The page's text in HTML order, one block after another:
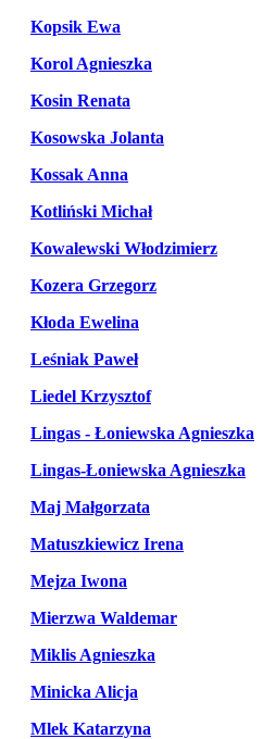
Kopsik Ewa
Korol Agnieszka
Kosin Renata
Kosowska Jolanta
Kossak Anna
Kotliński Michał
Kowalewski Włodzimierz
Kozera Grzegorz
Kłoda Ewelina
Leśniak Paweł
Liedel Krzysztof
Lingas - Łoniewska Agnieszka
Lingas-Łoniewska Agnieszka
Maj Małgorzata
Matuszkiewicz Irena
Mejza Iwona
Mierzwa Waldemar
Miklis Agnieszka
Minicka Alicja
Mlek Katarzyna